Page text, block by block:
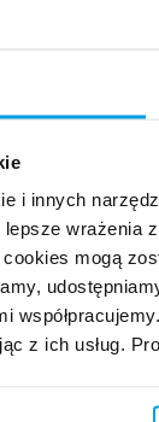
i innych
wrażenia
mogą
z ich usług.